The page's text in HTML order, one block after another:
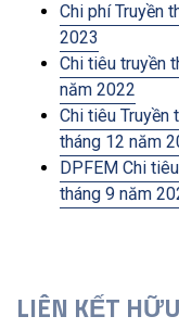
Chi phí Truyền
2023
Chi tiêu truyền
năm 2022
Chi tiêu Truyền
tháng 12 năm
DPFEM Chi
tháng 9 năm
LIÊN KẾT